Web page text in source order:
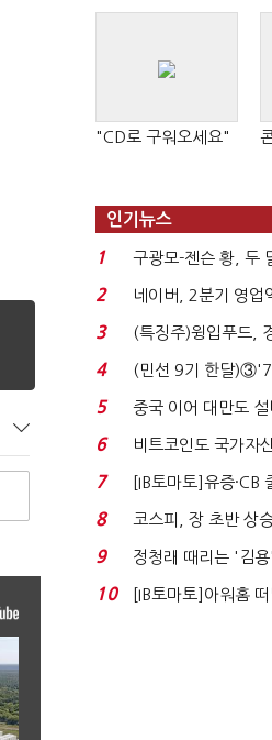
"CD로 구워오세요"
인기뉴스
1
구광모-젠슨 황, 두
로봇·AI 등 논...
2
네이버, 2분기 영
비 0.2% 감소...
3
(특징주)윙입푸드,
지에 상한가...
4
(민선 9기 한달
격…추미애, 20년...
5
중국 이어 대만도
국전쟁’
6
비트코인도 국가자
처분' 기준은 ...
7
[IB토마토]유증
닥 벌점 급증에 ...
8
코스피, 장 초반 상
시도
9
정청래 때리는 '김
최측근' 입...
10
[IB토마토]아워홈